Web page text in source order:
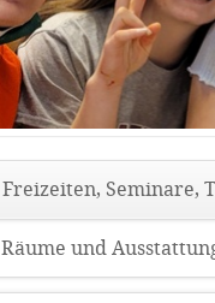
Freizeiten, Seminare,
Räume und